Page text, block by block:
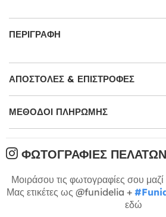
ΠΕΡΙΓΡΑΦΉ
ΑΠΟΣΤΟΛΈΣ & ΕΠΙΣΤΡΟΦΈΣ
ΜΕΘΌΔΟΙ ΠΛΗΡΩΜΉΣ
ΦΩΤΟΓΡΑΦΊΕΣ ΠΕΛΑΤΏΝ
Μοιράσου τις φωτογραφίες σου
Μας ετικέτες ως @funidelia +
εδώ